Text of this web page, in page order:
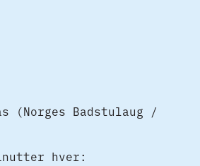
(Norges Badstulaug /
hver: